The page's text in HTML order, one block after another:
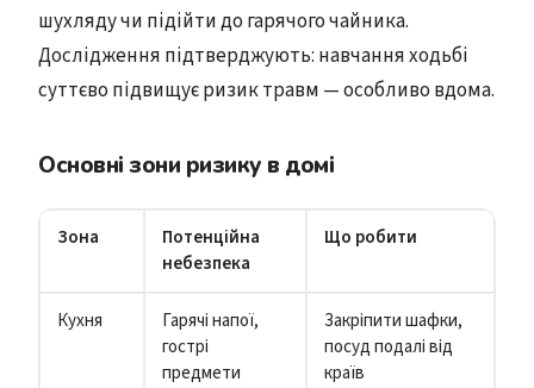
шухляду чи підійти до гарячого чайника.
Дослідження підтверджують: навчання ходьбі
суттєво підвищує ризик травм — особливо вдома.
Основні зони ризику в домі
Зона
Потенційна
небезпека
Що робити
Кухня
Гарячі напої,
гострі
предмети
Закріпити шафки,
посуд подалі від
країв